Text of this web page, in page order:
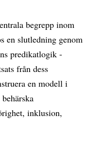
begrepp inom
en slutledning genom
predikatlogik -
från dess
en modell i
inklusion,